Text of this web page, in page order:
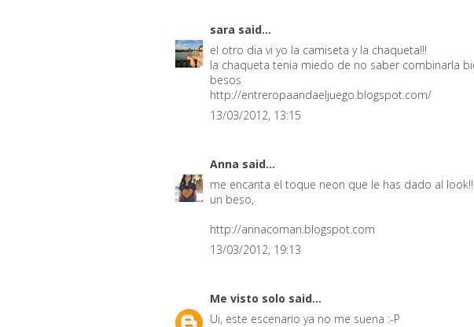
sara said...
el otro dia vi yo la camiseta y la chaqueta!!!
la chaqueta tenia miedo de no saber combinarla
besos
http://entreropaandaeljuego.blogspot.com/
13/03/2012, 13:15
Anna said...
me encanta el toque neon que le has dado al look!!
un beso,
http://annacoman.blogspot.com
13/03/2012, 19:13
Me visto solo said...
Ui, este escenario ya no me suena :-P